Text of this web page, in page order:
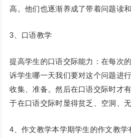
高。他们也逐渐养成了带着问题读
3、口语教学
提高学生的口语交际能力：在每次
诉学生哪一天我们要对这个问题进
收集、准备。然后在口语交际时才
于在口语交际时显得贫乏、空洞、无
4、作文教学本学期学生的作文教